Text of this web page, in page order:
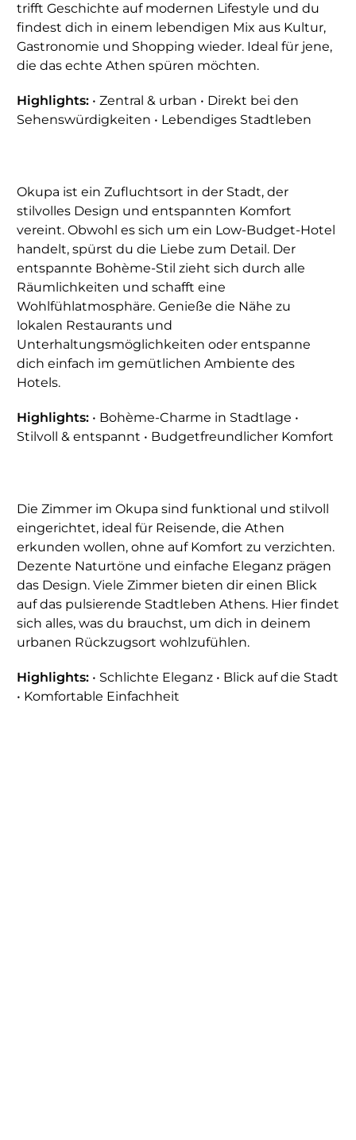
trifft Geschichte auf modernen Lifestyle und du
findest dich in einem lebendigen Mix aus Kultur,
Gastronomie und Shopping wieder. Ideal für jene,
die das echte Athen spüren möchten.
Highlights: • Zentral & urban • Direkt bei den
Sehenswürdigkeiten • Lebendiges Stadtleben
Okupa ist ein Zufluchtsort in der Stadt, der
stilvolles Design und entspannten Komfort
vereint. Obwohl es sich um ein Low-Budget-Hotel
handelt, spürst du die Liebe zum Detail. Der
entspannte Bohème-Stil zieht sich durch alle
Räumlichkeiten und schafft eine
Wohlfühlatmosphäre. Genieße die Nähe zu
lokalen Restaurants und
Unterhaltungsmöglichkeiten oder entspanne
dich einfach im gemütlichen Ambiente des
Hotels.
Highlights: • Bohème-Charme in Stadtlage •
Stilvoll & entspannt • Budgetfreundlicher Komfort
Die Zimmer im Okupa sind funktional und stilvoll
eingerichtet, ideal für Reisende, die Athen
erkunden wollen, ohne auf Komfort zu verzichten.
Dezente Naturtöne und einfache Eleganz prägen
das Design. Viele Zimmer bieten dir einen Blick
auf das pulsierende Stadtleben Athens. Hier findet
sich alles, was du brauchst, um dich in deinem
urbanen Rückzugsort wohlzufühlen.
Highlights: • Schlichte Eleganz • Blick auf die Stadt
• Komfortable Einfachheit